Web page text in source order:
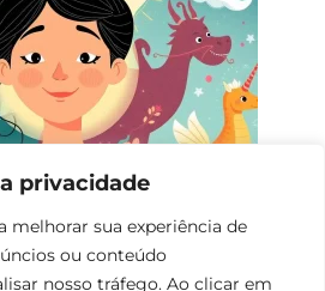
privacidade
melhorar sua experiência de
ou conteúdo
nosso tráfego. Ao clicar em
com Pais Adotivos